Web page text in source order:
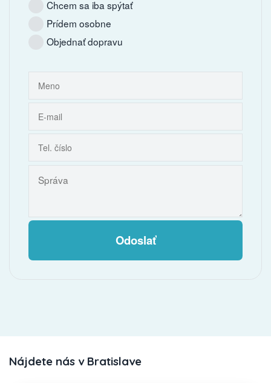
Chcem sa iba spýtať
Prídem osobne
Objednať dopravu
Odoslať
Nájdete nás v Bratislave